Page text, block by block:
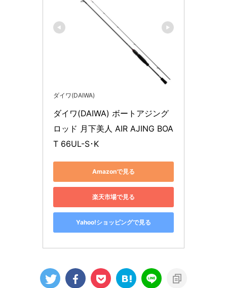
ダイワ(DAIWA)
ダイワ(DAIWA) ボートアジング
ロッド 月下美人 AIR AJING BOA
T 66UL-S･K
Amazonで見る
楽天市場で見る
Yahoo!ショッピングで見る